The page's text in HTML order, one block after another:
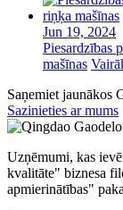
Jun 19, 2024
Piesardzības
mašīnas
Saņemiet jaunākos
Sazinieties ar mums
Uzņēmumi, kas
kvalitāte" biznesa
apmierinātības"